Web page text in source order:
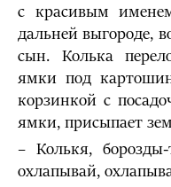
с красивым
дальней выгороде,
сын. Колька
ямки под
корзинкой с
ямки, присыпает
– Колькя,
охлапывай,